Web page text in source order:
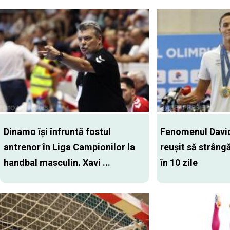
Dinamo îşi înfruntă fostul
antrenor în Liga Campionilor la
handbal masculin. Xavi ...
Fenomenul
reușit să
în 10 zile